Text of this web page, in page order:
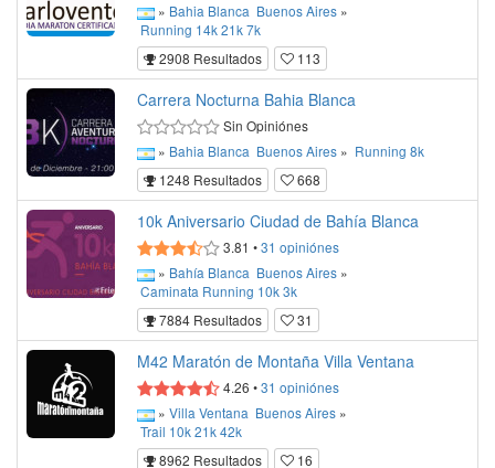
» Bahia Blanca Buenos Aires »
Running 14k21k7k
2908 Resultados
113
Carrera Nocturna Bahia Blanca
Sin Opiniónes
» Bahia Blanca Buenos Aires » Running 8k
1248 Resultados
668
10k Aniversario Ciudad de Bahía Blanca
3.81 •31 opiniónes
» Bahía Blanca Buenos Aires »
Caminata Running 10k3k
7884 Resultados
31
M42 Maratón de Montaña Villa Ventana
4.26 •31 opiniónes
» Villa Ventana Buenos Aires »
Trail 10k21k42k
8962 Resultados
16